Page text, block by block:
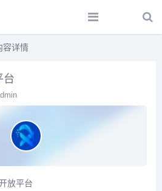
容详情
台
放平台